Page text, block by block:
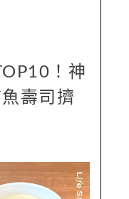
！神
壽司擠